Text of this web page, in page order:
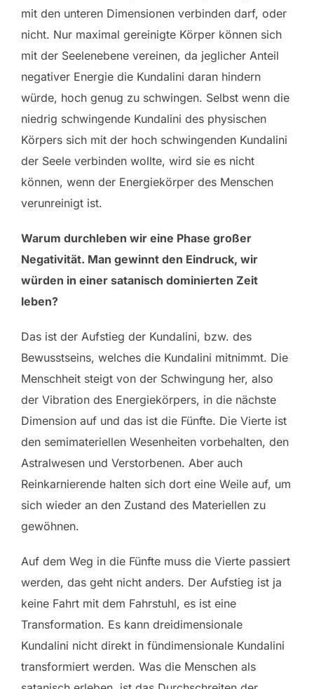
mit den unteren Dimensionen verbinden darf, oder
nicht. Nur maximal gereinigte Körper können sich
mit der Seelenebene vereinen, da jeglicher Anteil
negativer Energie die Kundalini daran hindern
würde, hoch genug zu schwingen. Selbst wenn die
niedrig schwingende Kundalini des physischen
Körpers sich mit der hoch schwingenden Kundalini
der Seele verbinden wollte, wird sie es nicht
können, wenn der Energiekörper des Menschen
verunreinigt ist.
Warum durchleben wir eine Phase großer
Negativität. Man gewinnt den Eindruck, wir
würden in einer satanisch dominierten Zeit
leben?
Das ist der Aufstieg der Kundalini, bzw. des
Bewusstseins, welches die Kundalini mitnimmt. Die
Menschheit steigt von der Schwingung her, also
der Vibration des Energiekörpers, in die nächste
Dimension auf und das ist die Fünfte. Die Vierte ist
den semimateriellen Wesenheiten vorbehalten, den
Astralwesen und Verstorbenen. Aber auch
Reinkarnierende halten sich dort eine Weile auf, um
sich wieder an den Zustand des Materiellen zu
gewöhnen.
Auf dem Weg in die Fünfte muss die Vierte passiert
werden, das geht nicht anders. Der Aufstieg ist ja
keine Fahrt mit dem Fahrstuhl, es ist eine
Transformation. Es kann dreidimensionale
Kundalini nicht direkt in fündimensionale Kundalini
transformiert werden. Was die Menschen als